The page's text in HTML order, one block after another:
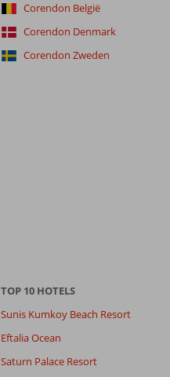
Corendon België
Corendon Denmark
Corendon Zweden
TOP 10 HOTELS
Sunis Kumkoy Beach Resort
Eftalia Ocean
Saturn Palace Resort